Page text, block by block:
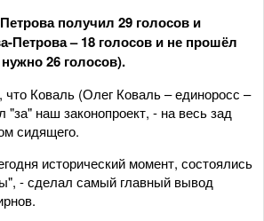
получил 29 голосов и
Петрова – 18 голосов и не прошёл
26 голосов).
Коваль (Олег Коваль – единоросс –
"за" наш законопроект, - на весь зад
сидящего.
исторический момент, состоялись
- сделал самый главный вывод